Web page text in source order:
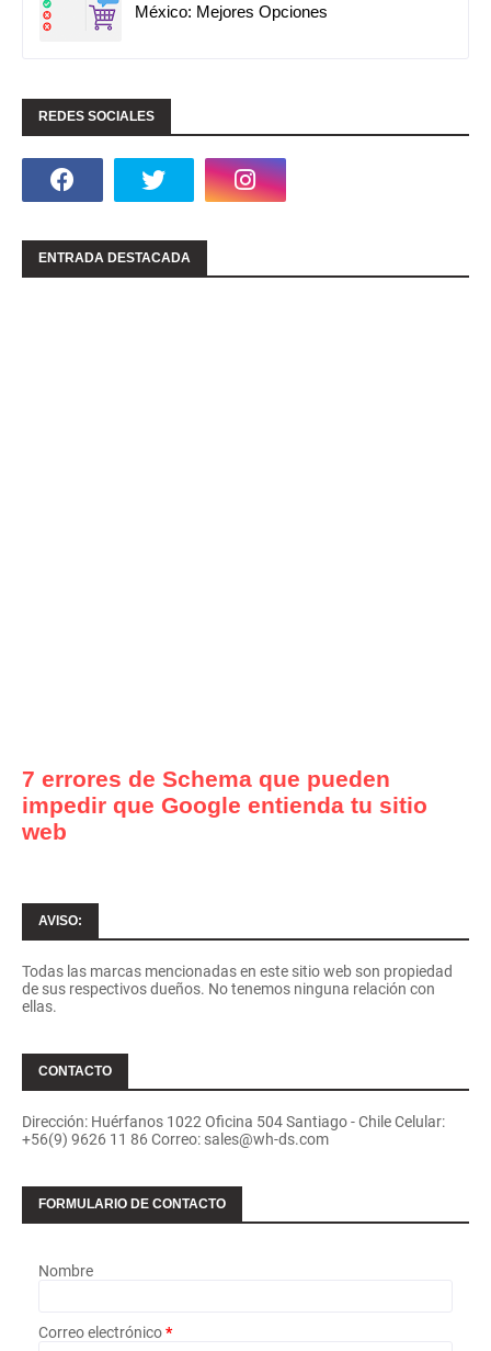
México: Mejores Opciones
REDES SOCIALES
ENTRADA DESTACADA
7 errores de Schema que pueden
impedir que Google entienda tu sitio
web
AVISO:
Todas las marcas mencionadas en este sitio web son propiedad
de sus respectivos dueños. No tenemos ninguna relación con
ellas.
CONTACTO
Dirección: Huérfanos 1022 Oficina 504 Santiago - Chile Celular:
+56(9) 9626 11 86 Correo: sales@wh-ds.com
FORMULARIO DE CONTACTO
Nombre
Correo electrónico*